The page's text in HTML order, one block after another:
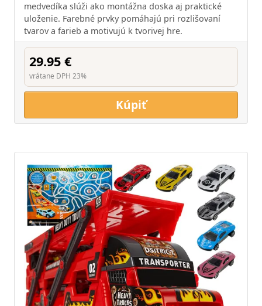
medvedíka slúži ako montážna doska aj praktické
uloženie. Farebné prvky pomáhajú pri rozlišovaní
tvarov a farieb a motivujú k tvorivej hre.
29.95 €
vrátane DPH 23%
Kúpiť